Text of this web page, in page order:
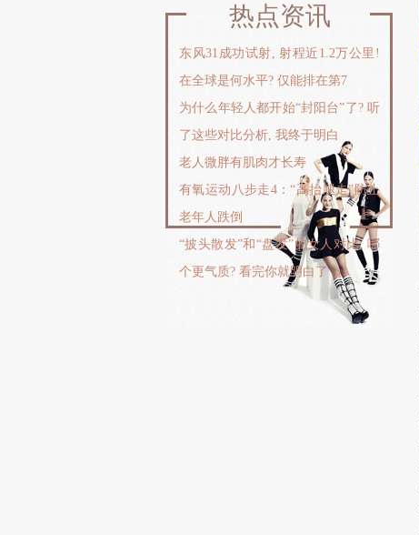
热点资讯
东风31成功试射, 射程近1.2万公里!
在全球是何水平? 仅能排在第7
为什么年轻人都开始“封阳台”了? 听
了这些对比分析, 我终于明白
老人微胖有肌肉才长寿
有氧运动八步走4：“高抬腿走”防止
老年人跌倒
“披头散发”和“盘发”的女人对比, 哪
个更气质? 看完你就明白了